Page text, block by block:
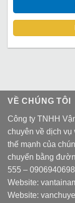
VỀ CHÚNG TÔI
Công ty TNHH
chuyên về dịch vụ
thế mạnh của
chuyển bằng
555 – 0906940698
Website:
Website: